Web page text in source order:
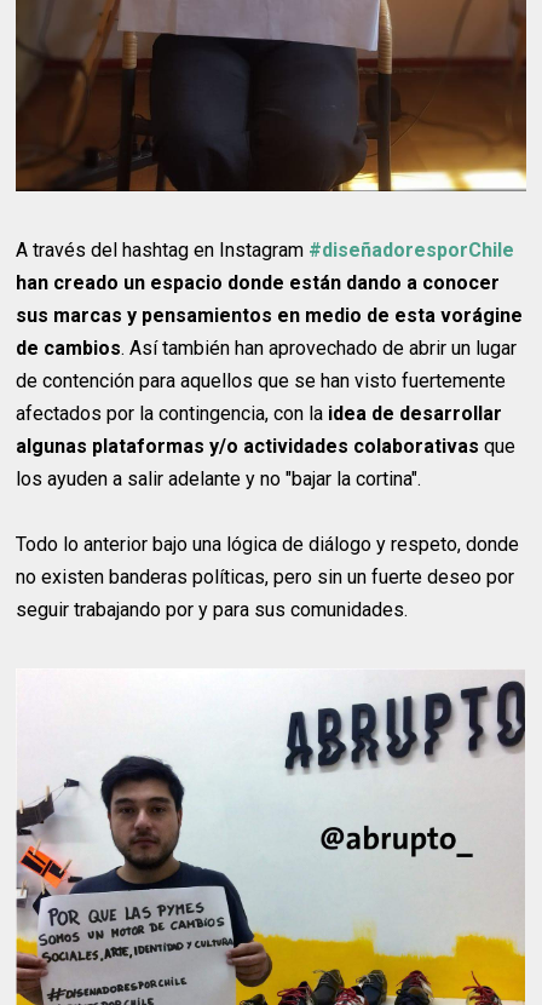
A través del hashtag en Instagram #diseñadoresporChile
han creado un espacio donde están dando a conocer
sus marcas y pensamientos en medio de esta vorágine
de cambios. Así también han aprovechado de abrir un lugar
de contención para aquellos que se han visto fuertemente
afectados por la contingencia, con la idea de desarrollar
algunas plataformas y/o actividades colaborativasque
los ayuden a salir adelante y no "bajar la cortina".
Todo lo anterior bajo una lógica de diálogo y respeto, donde
no existen banderas políticas, pero sin un fuerte deseo por
seguir trabajando por y para sus comunidades.